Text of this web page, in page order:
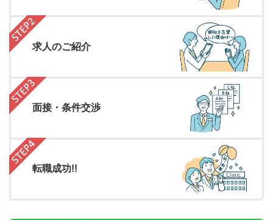
求人のご紹介
面接・条件交渉
転職成功!!